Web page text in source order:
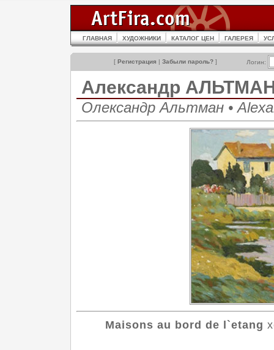
ГЛАВНАЯ ХУДОЖНИКИ КАТАЛОГ ЦЕН ГАЛЕРЕЯ
[ Регистрация | Забыли пароль? ] Логин:
Александр
Олександр Альтман •
Maisons au bord de l`etang